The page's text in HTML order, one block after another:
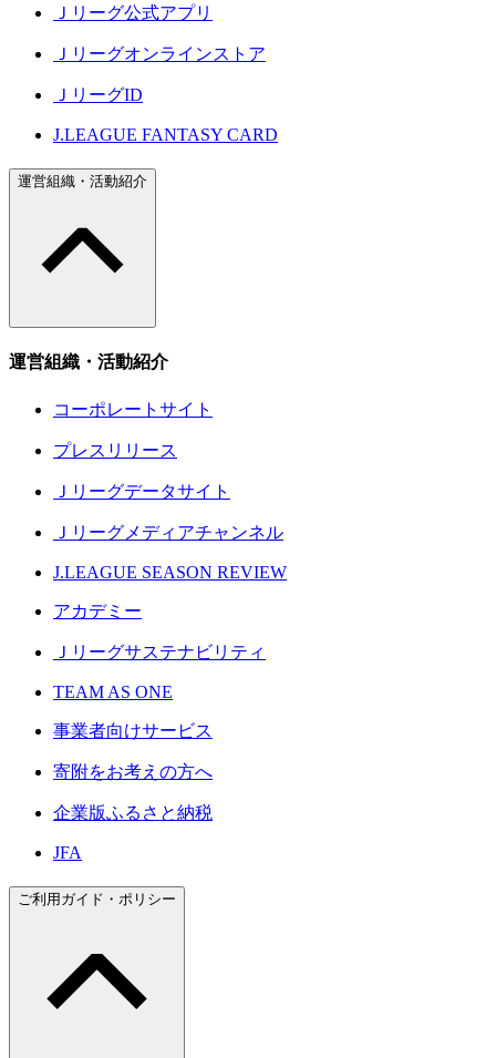
Ｊリーグ公式アプリ
Ｊリーグオンラインストア
ＪリーグID
J.LEAGUE FANTASY CARD
運営組織・活動紹介
運営組織・活動紹介
コーポレートサイト
プレスリリース
Ｊリーグデータサイト
Ｊリーグメディアチャンネル
J.LEAGUE SEASON REVIEW
アカデミー
Ｊリーグサステナビリティ
TEAM AS ONE
事業者向けサービス
寄附をお考えの方へ
企業版ふるさと納税
JFA
ご利用ガイド・ポリシー